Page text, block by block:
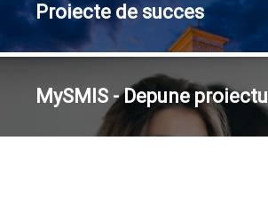
Proiecte de succes
MySMIS - Depune proiectul